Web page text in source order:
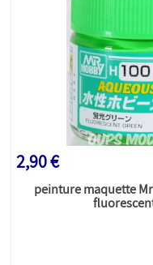
2,90 €
peinture maquette